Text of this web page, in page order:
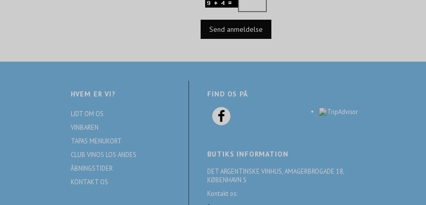
Send anmeldelse
HVEM ER VI?
LIDT OM OS
VINBAREN
TAPAS MENUKORT
CLUB VINOS LOS ANDES
ÅBNINGSTIDER
KONTAKT OS
FIND OS PÅ
BUTIKS INFORMATION
DET ARGENTINSKE VINHUS, AMAGERBROGADE 18,
KØBENHAVN S
Kontakt os: